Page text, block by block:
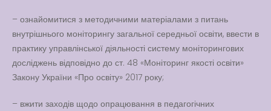
– ознайомитися з методичними матеріалами з питань
внутрішнього моніторингу загальної середньої освіти, ввести в
практику управлінської діяльності систему моніторингових
досліджень відповідно до ст. 48 «Моніторинг якості освіти»
Закону України «Про освіту» 2017 року;
– вжити заходів щодо опрацювання в педагогічних